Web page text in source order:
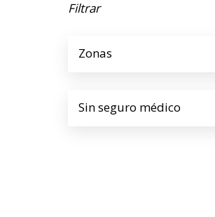
Filtrar
Zonas
Sin seguro médico